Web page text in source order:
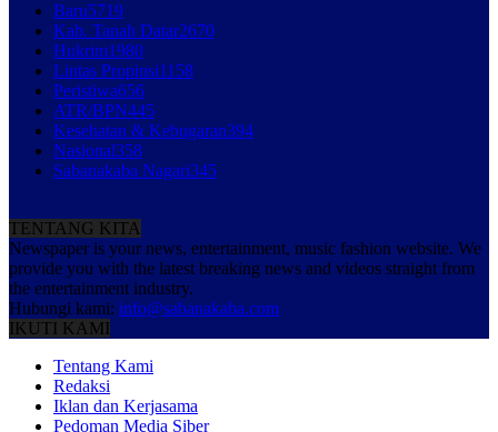
Baru5719
Kab. Tanah Datar2670
Hukrim1980
Lintas Propinsi1158
Peristiwa656
ATR/BPN445
Kesehatan & Kebugaran394
Nasional358
Sabanakaba Nagari345
TENTANG KITA
Newspaper is your news, entertainment, music fashion website. We
provide you with the latest breaking news and videos straight from
the entertainment industry.
Hubungi kami: info@sabanakaba.com
IKUTI KAMI
Tentang Kami
Redaksi
Iklan dan Kerjasama
Pedoman Media Siber